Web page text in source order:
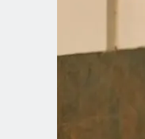
English